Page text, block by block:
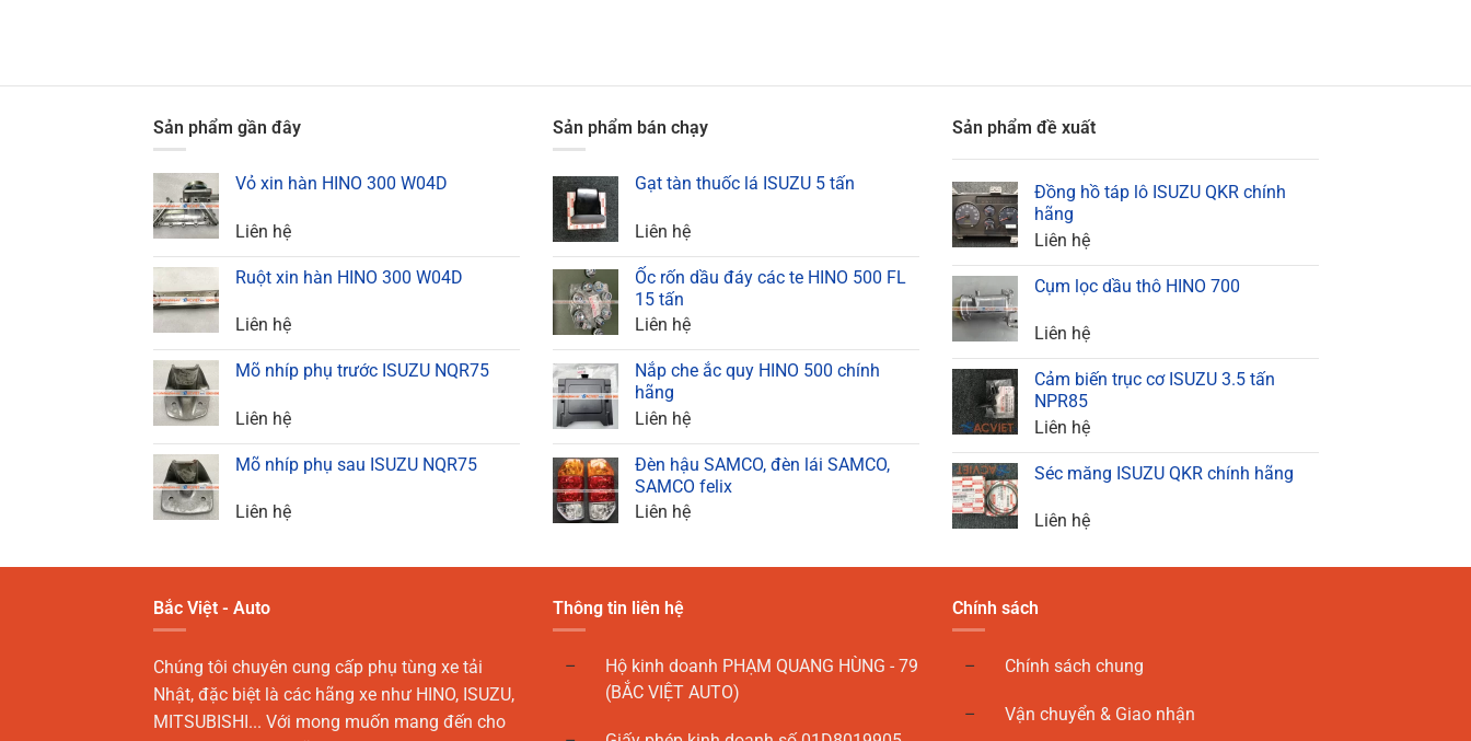
Sản phẩm gần đây
Vỏ xin hàn HINO 300 W04D
Liên hệ
Ruột xin hàn HINO 300 W04D
Liên hệ
Mõ nhíp phụ trước ISUZU NQR75
Liên hệ
Mõ nhíp phụ sau ISUZU NQR75
Liên hệ
Sản phẩm bán chạy
Gạt tàn thuốc lá ISUZU 5 tấn
Liên hệ
Ốc rốn dầu đáy các te HINO 500 FL
15 tấn
Liên hệ
Nắp che ắc quy HINO 500 chính
hãng
Liên hệ
Đèn hậu SAMCO, đèn lái SAMCO,
SAMCO felix
Liên hệ
Sản phẩm đề xuất
Đồng hồ táp lô ISUZU QKR chính
hãng
Liên hệ
Cụm lọc dầu thô HINO 700
Liên hệ
Cảm biến trục cơ ISUZU 3.5 tấn
NPR85
Liên hệ
Séc măng ISUZU QKR chính hãng
Liên hệ
Bắc Việt - Auto
Chúng tôi chuyên cung cấp phụ tùng xe tải
Nhật, đặc biệt là các hãng xe như HINO, ISUZU,
MITSUBISHI... Với mong muốn mang đến cho
Thông tin liên hệ
Hộ kinh doanh PHẠM QUANG HÙNG - 79
(BẮC VIỆT AUTO)
Chính sách
Chính sách chung
Vận chuyển & Giao nhận